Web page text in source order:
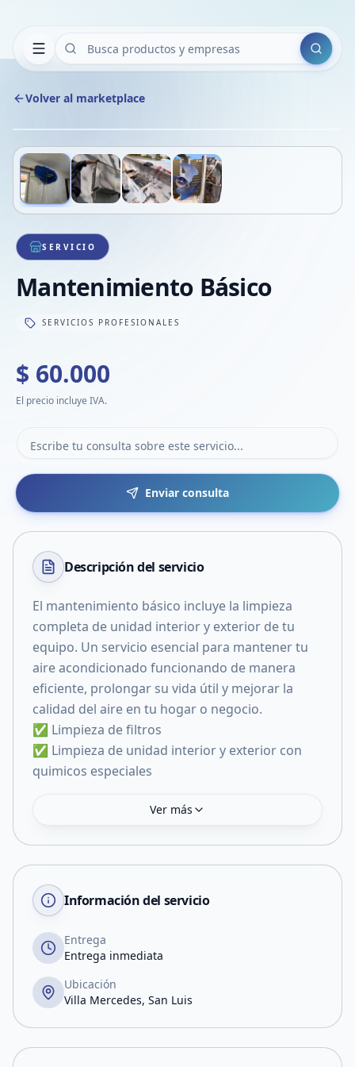
Buscar
Volver al marketplace
1/4
SERVICIO
Mantenimiento Básico
SERVICIOS PROFESIONALES
$ 60.000
El precio incluye IVA.
Enviar consulta
Descripción del servicio
El mantenimiento básico incluye la limpieza
completa de unidad interior y exterior de tu
equipo. Un servicio esencial para mantener tu
aire acondicionado funcionando de manera
eficiente, prolongar su vida útil y mejorar la
calidad del aire en tu hogar o negocio.
✅ Limpieza de filtros
✅ Limpieza de unidad interior y exterior con
quimicos especiales
Ver más
Información del servicio
Entrega
Entrega inmediata
Ubicación
Villa Mercedes, San Luis